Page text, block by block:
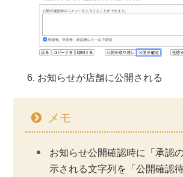
お知らせが店舗に公開される
メモ
お知らせ公開確認時に「承認
示される文字列を「公開確認